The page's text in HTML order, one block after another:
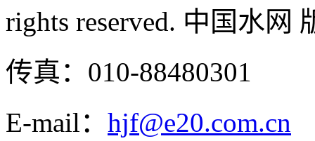
rights reserved. 中国水网
传真：010-88480301
E-mail： hjf@e20.com.cn